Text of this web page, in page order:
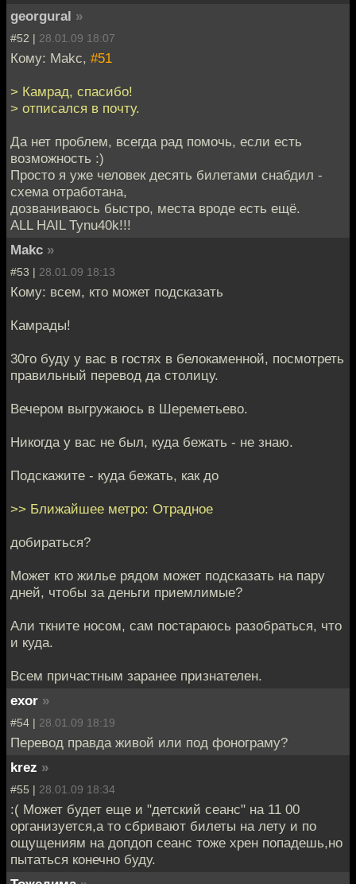
georgural »
#52 | 28.01.09 18:07
Кому: Makc, #51
> Камрад, спасибо!
> отписался в почту.
Да нет проблем, всегда рад помочь, если есть
возможность :)
Просто я уже человек десять билетами снабдил -
схема отработана,
дозваниваюсь быстро, места вроде есть ещё.
ALL HAIL Tynu40k!!!
Makc »
#53 | 28.01.09 18:13
Кому: всем, кто может подсказать
Камрады!
30го буду у вас в гостях в белокаменной, посмотреть
правильный перевод да столицу.
Вечером выгружаюсь в Шереметьево.
Никогда у вас не был, куда бежать - не знаю.
Подскажите - куда бежать, как до
>> Ближайшее метро: Отрадное
добираться?
Может кто жилье рядом может подсказать на пару
дней, чтобы за деньги приемлимые?
Али ткните носом, сам постараюсь разобраться, что
и куда.
Всем причастным заранее признателен.
exor »
#54 | 28.01.09 18:19
Перевод правда живой или под фонограму?
krez »
#55 | 28.01.09 18:34
:( Может будет еще и "детский сеанс" на 11 00
организуется,а то сбривают билеты на лету и по
ощущениям на допдоп сеанс тоже хрен попадешь,но
пытаться конечно буду.